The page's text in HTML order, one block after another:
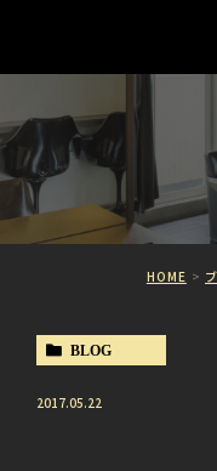
HOME
BLOG
2017.05.22